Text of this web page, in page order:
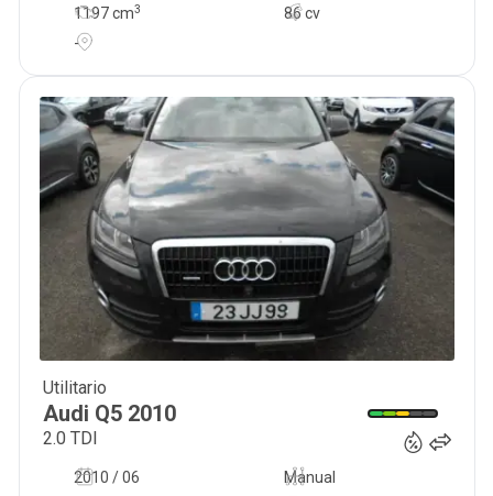
86 cv
1197cm3
-
Utilitario
Audi Q5 2010
2.0 TDI
2010 / 06
Manual